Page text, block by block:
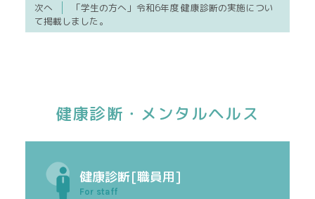
次へ
「学生の方へ」令和6年度 健康診断の実施につい
て掲載しました。
健康診断・メンタルヘルス
健康診断[職員用]
For staff